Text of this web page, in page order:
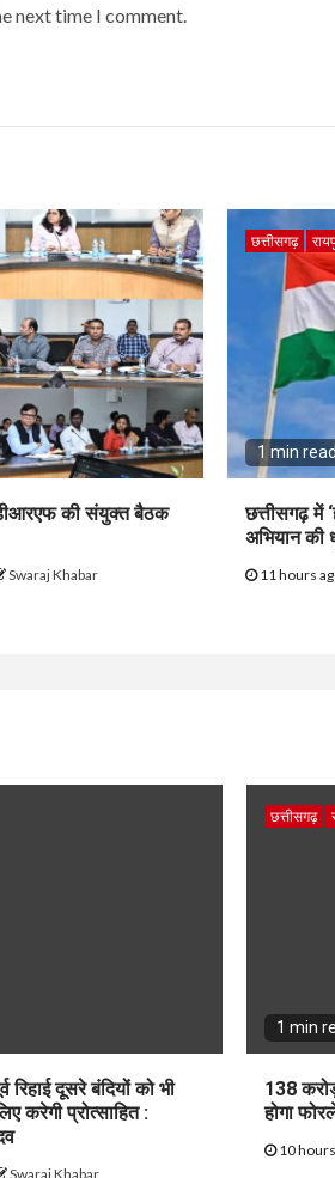
next time I comment.
की संयुक्त बैठक
Swaraj Khabar
छत्तीसगढ़
1 min read
छत्तीसगढ़ में
अभियान की
11 hours
रिहाई दूसरे बंदियों को भी
करेगी प्रोत्साहित :
Swaraj Khabar
छत्तीसगढ़
1 min
138
होगा
10